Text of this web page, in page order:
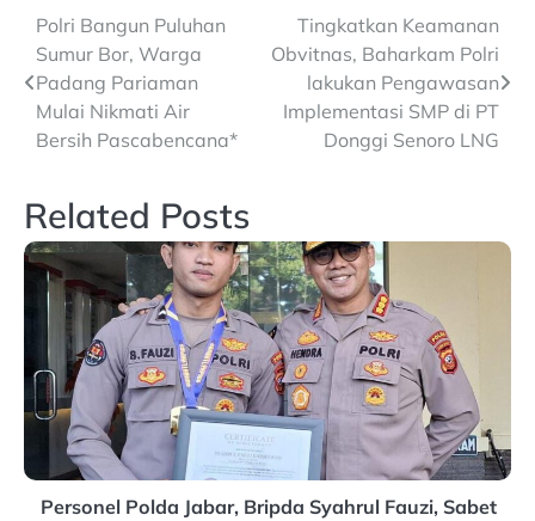
Post
navigation
Polri Bangun Puluhan
Sumur Bor, Warga
Padang Pariaman
Mulai Nikmati Air
Bersih Pascabencana*
Tingkatkan Keamanan
Obvitnas, Baharkam Polri
lakukan Pengawasan
Implementasi SMP di PT
Donggi Senoro LNG
Related Posts
Personel Polda Jabar, Bripda Syahrul Fauzi, Sabet